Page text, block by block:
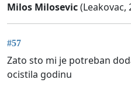
Milos Milosevic(Leakovac,
#57
Zato sto mi je potreban
ocistila godinu